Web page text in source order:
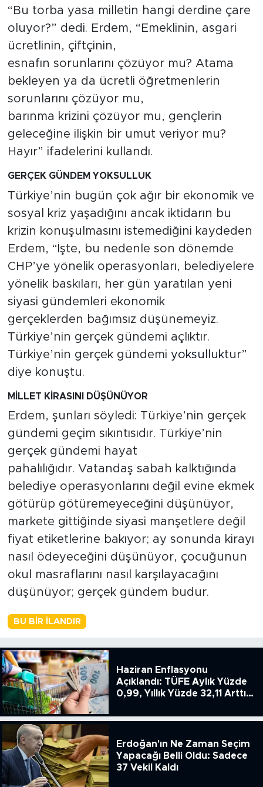
“Bu torba yasa milletin hangi derdine çare
oluyor?” dedi. Erdem, “Emeklinin, asgari
ücretlinin, çiftçinin,
esnafın sorunlarını çözüyor mu? Atama
bekleyen ya da ücretli öğretmenlerin
sorunlarını çözüyor mu,
barınma krizini çözüyor mu, gençlerin
geleceğine ilişkin bir umut veriyor mu?
Hayır” ifadelerini kullandı.
GERÇEK GÜNDEM YOKSULLUK
Türkiye’nin bugün çok ağır bir ekonomik ve
sosyal kriz yaşadığını ancak iktidarın bu
krizin konuşulmasını istemediğini kaydeden
Erdem, “İşte, bu nedenle son dönemde
CHP’ye yönelik operasyonları, belediyelere
yönelik baskıları, her gün yaratılan yeni
siyasi gündemleri ekonomik
gerçeklerden bağımsız düşünemeyiz.
Türkiye’nin gerçek gündemi açlıktır.
Türkiye’nin gerçek gündemi yoksulluktur”
diye konuştu.
MİLLET KİRASINI DÜŞÜNÜYOR
Erdem, şunları söyledi: Türkiye’nin gerçek
gündemi geçim sıkıntısıdır. Türkiye’nin
gerçek gündemi hayat
pahalılığıdır. Vatandaş sabah kalktığında
belediye operasyonlarını değil evine ekmek
götürüp götüremeyeceğini düşünüyor,
markete gittiğinde siyasi manşetlere değil
fiyat etiketlerine bakıyor; ay sonunda kirayı
nasıl ödeyeceğini düşünüyor, çocuğunun
okul masraflarını nasıl karşılayacağını
düşünüyor; gerçek gündem budur.
BU BIR İLANDIR
Haziran Enflasyonu
Açıklandı: TÜFE Aylık Yüzde
0,99, Yıllık Yüzde 32,11 Arttı,
51.49
Erdoğan'ın Ne Zaman Seçim
Yapacağı Belli Oldu: Sadece
37 Vekil Kaldı